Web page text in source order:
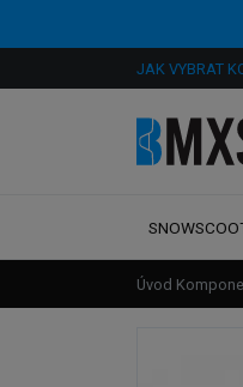
JAK VYBRAT
Úvod